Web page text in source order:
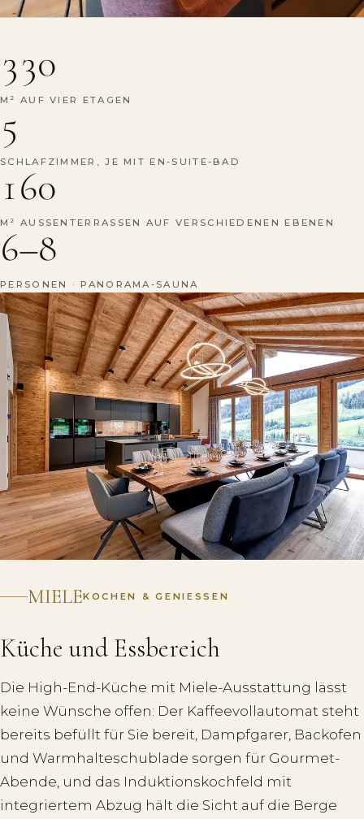
330
M² AUF VIER ETAGEN
5
SCHLAFZIMMER, JE MIT EN-SUITE-BAD
160
M² AUSSENTERRASSEN AUF VERSCHIEDENEN EBENEN
6–8
PERSONEN · PANORAMA-SAUNA
MIELEKOCHEN & GENIESSEN
Küche und Essbereich
Die High-End-Küche mit Miele-Ausstattung lässt
keine Wünsche offen: Der Kaffeevollautomat steht
bereits befüllt für Sie bereit, Dampfgarer, Backofen
und Warmhalteschublade sorgen für Gourmet-
Abende, und das Induktionskochfeld mit
integriertem Abzug hält die Sicht auf die Berge